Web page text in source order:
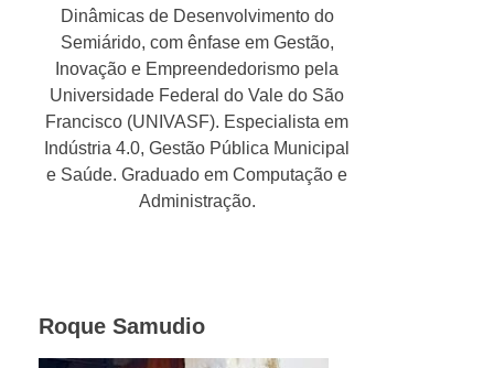
Dinâmicas de Desenvolvimento do
Semiárido, com ênfase em Gestão,
Inovação e Empreendedorismo pela
Universidade Federal do Vale do São
Francisco (UNIVASF). Especialista em
Indústria 4.0, Gestão Pública Municipal
e Saúde. Graduado em Computação e
Administração.
Roque Samudio